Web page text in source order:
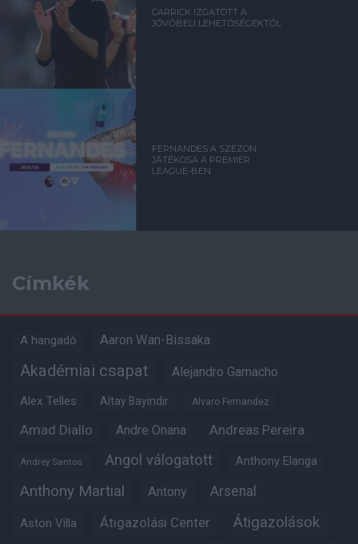
CARRICK IZGATOTT A
JÖVŐBELI LEHETŐSÉGEKTŐL
FERNANDES A SZEZON
JÁTÉKOSA A PREMIER
LEAGUE-BEN
Címkék
A hangadó Aaron Wan-Bissaka
Akadémiai csapat Alejandro Garnacho
Alex Telles Altay Bayindir Alvaro Fernandez
Amad Diallo Andre Onana Andreas Pereira
Andrey Santos Angol válogatott Anthony Elanga
Anthony Martial Antony Arsenal
Aston Villa Átigazolási Center Átigazolások